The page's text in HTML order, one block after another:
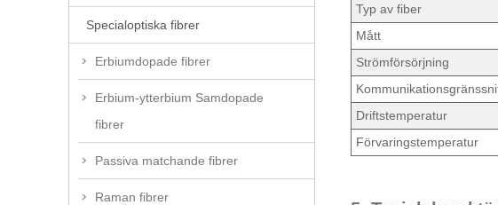
Specialoptiska fibrer
Erbiumdopade fibrer
Erbium-ytterbium Samdopade
fibrer
Passiva matchande fibrer
Raman fibrer
Typ av fiber
Mått
Strömförsörjning
Driftstemperatur
Förvaringstemperatur